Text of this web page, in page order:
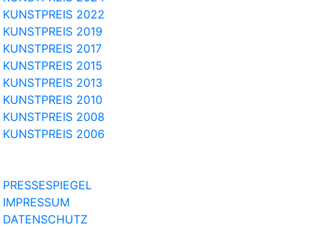
KUNSTPREIS 2022
KUNSTPREIS 2019
KUNSTPREIS 2017
KUNSTPREIS 2015
KUNSTPREIS 2013
KUNSTPREIS 2010
KUNSTPREIS 2008
KUNSTPREIS 2006
PRESSESPIEGEL
IMPRESSUM
DATENSCHUTZ